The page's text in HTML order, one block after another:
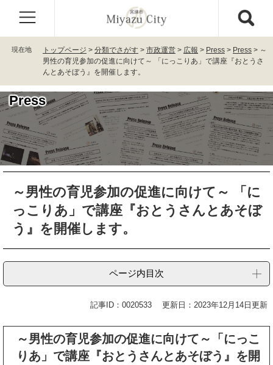
す
。
し
て
本
文
へ
現在地 トップページ > 分類でさがす > 市政運営 > 広報 > Press > Press > ～
男性の育児参加の促進に向けて～ 「にっこりあ」で講座『おとうさ
んとあそぼう』を開催します。
Press
～男性の育児参加の促進に向けて～ 「に
っこりあ」で講座『おとうさんとあそぼ
う』を開催します。
ページ内目次
記事ID：0020533 更新日：2023年12月14日更新
～男性の育児参加の促進に向けて～「にっこ
りあ」で講座『おとうさんとあそぼう』を開